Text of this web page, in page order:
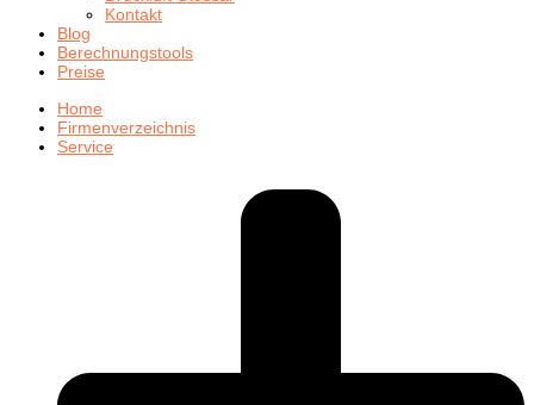
Kontakt
Blog
Berechnungstools
Preise
Home
Firmenverzeichnis
Service